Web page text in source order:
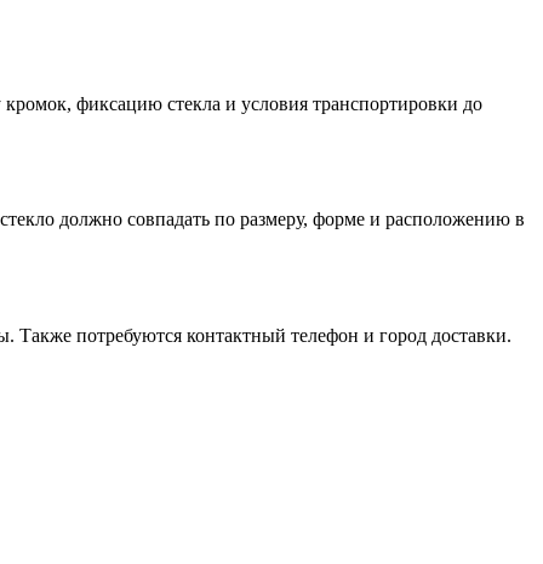
фиксацию стекла и условия транспортировки до
должно совпадать по размеру, форме и расположению в
потребуются контактный телефон и город доставки.